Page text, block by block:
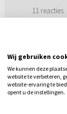
11 reacties
1
Wij gebruiken
We kunnen deze
website te verbeteren,
website-ervaring te
opent u de instellingen.